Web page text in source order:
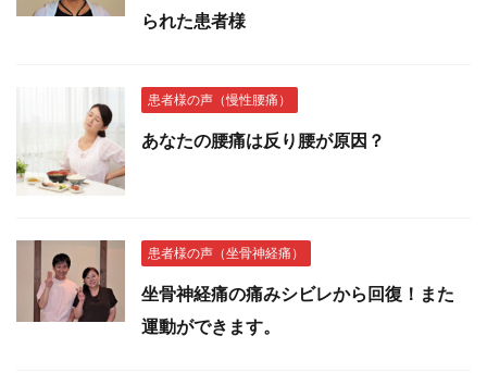
られた患者様
患者様の声（慢性腰痛）
あなたの腰痛は反り腰が原因？
患者様の声（坐骨神経痛）
坐骨神経痛の痛みシビレから回復！また
運動ができます。